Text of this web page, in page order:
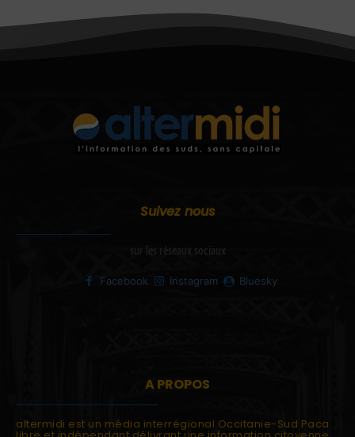
Suivez nous
sur les réseaux sociaux
Facebook Instagram Bluesky
A PROPOS
altermidi est un média interrégional Occitanie-Sud Paca